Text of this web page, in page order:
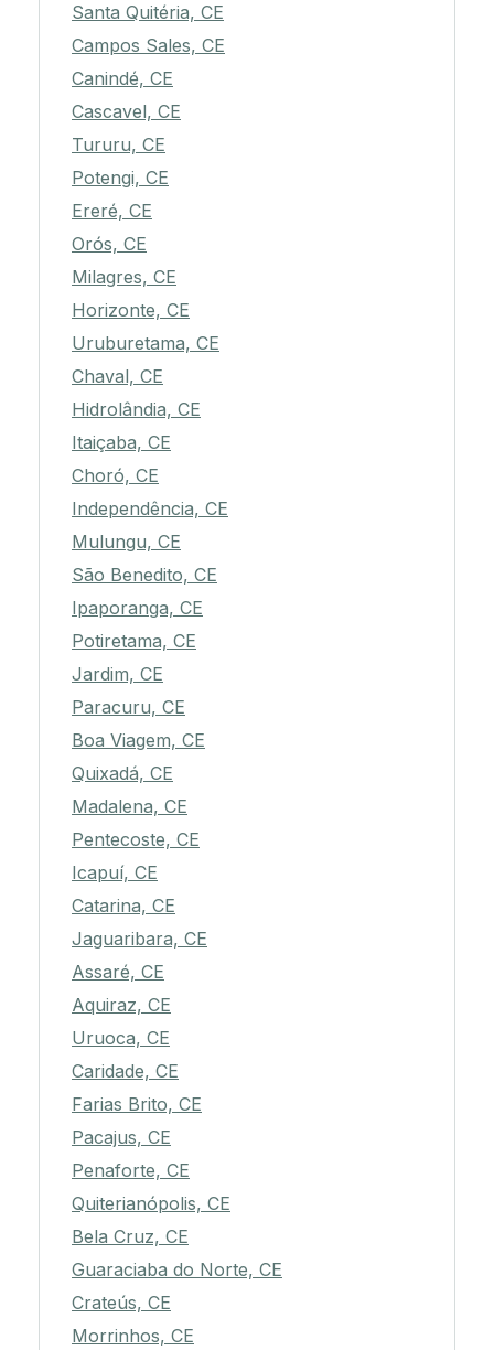
Santa Quitéria, CE
Campos Sales, CE
Canindé, CE
Cascavel, CE
Tururu, CE
Potengi, CE
Ereré, CE
Orós, CE
Milagres, CE
Horizonte, CE
Uruburetama, CE
Chaval, CE
Hidrolândia, CE
Itaiçaba, CE
Choró, CE
Independência, CE
Mulungu, CE
São Benedito, CE
Ipaporanga, CE
Potiretama, CE
Jardim, CE
Paracuru, CE
Boa Viagem, CE
Quixadá, CE
Madalena, CE
Pentecoste, CE
Icapuí, CE
Catarina, CE
Jaguaribara, CE
Assaré, CE
Aquiraz, CE
Uruoca, CE
Caridade, CE
Farias Brito, CE
Pacajus, CE
Penaforte, CE
Quiterianópolis, CE
Bela Cruz, CE
Guaraciaba do Norte, CE
Crateús, CE
Morrinhos, CE